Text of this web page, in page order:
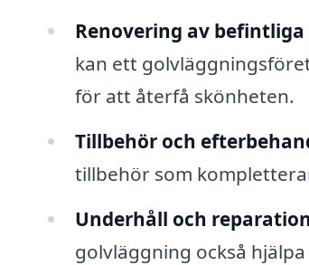
Renovering av befintliga
kan ett
för att återfå skönheten.
Tillbehör och
tillbehör som
Underhåll och
golvläggning också